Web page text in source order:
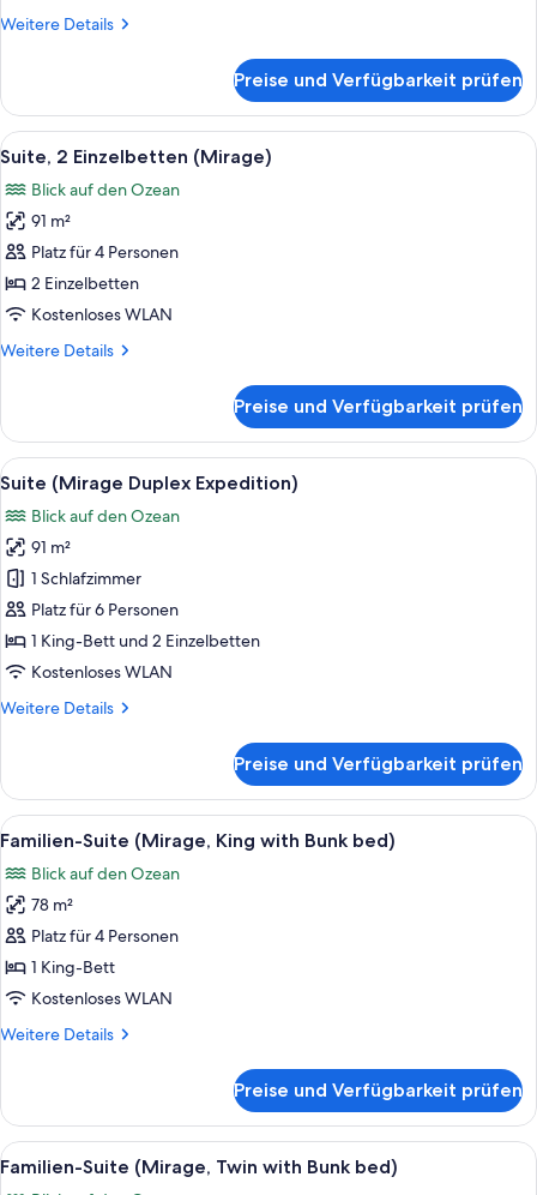
Weitere Details
Weitere
1 King-
Bett
(Mirage)
Preise und Verfügbarkeit prüfen
Alle
Fotos
für
Suite,
2 Einzelbetten
(Mirage)
anzeigen
Ein Hotelzimmer mit zwei Betten,
5
Suite, 2 Einzelbetten (Mirage)
Blick auf den Ozean
91 m²
Platz für 4 Personen
2 Einzelbetten
Kostenloses WLAN
Weitere Details
Weitere
2 Einzelbetten
(Mirage)
Preise und Verfügbarkeit prüfen
Alle
Fotos
für
Suite
(Mirage
Duplex
Expedition)
anzeigen
Ein geräumiges Wohnzimmer mit
7
Suite (Mirage Duplex Expedition)
Blick auf den Ozean
91 m²
1 Schlafzimmer
Platz für 6 Personen
1 King-Bett und 2 Einzelbetten
Kostenloses WLAN
Weitere Details
Weitere
(Mirage
Duplex
Expedition)
Preise und Verfügbarkeit prüfen
Alle
Fotos
für
Familien-
Suite
(Mirage,
King
Bunk
Ein modernes Wohnzimmer mit
7
Familien-Suite (Mirage, King with Bunk bed)
Blick auf den Ozean
78 m²
Platz für 4 Personen
1 King-Bett
Kostenloses WLAN
Weitere Details
Weitere
Suite
(Mirage,
King
Preise und Verfügbarkeit prüfen
Alle
Fotos
Ein modernes Hotelzimmer mit
7
Familien-Suite (Mirage, Twin with Bunk bed)